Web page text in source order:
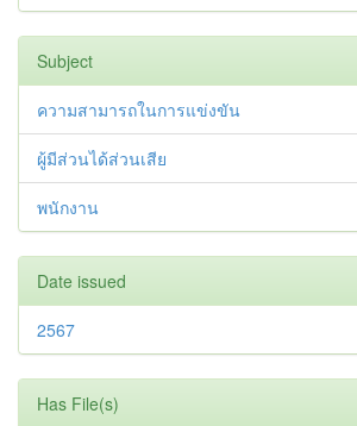
Subject
ความสามารถในการแข่งขัน
ผู้มีส่วนได้ส่วนเสีย
พนักงาน
Date issued
2567
Has File(s)